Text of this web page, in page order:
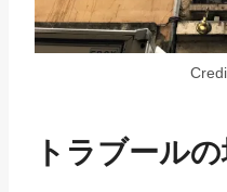
トラブール